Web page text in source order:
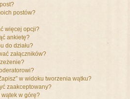
postów?
więcej opcji?
ankietę?
do działu?
załączników?
w widoku tworzenia wątku?
zaakceptowany?
w górę?